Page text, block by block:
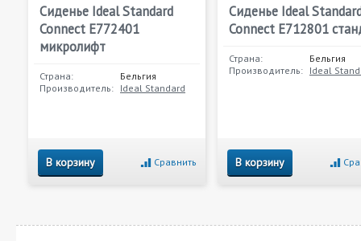
Сиденье Ideal Standard
Connect E772401
микролифт
Страна:
Бельгия
Производитель: Ideal Standard
В корзину Сравнить
Сиденье Ideal
Connect E712801
Страна:
Бельгия
Производитель: Ideal
В корзину